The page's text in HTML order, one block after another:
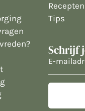
Recepten
Tips
Schrijf
E-
mailadres